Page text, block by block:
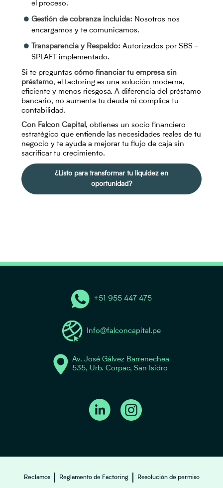
el proceso.
Gestión de cobranza incluida: Nosotros nos
encargamos y te comunicamos.
Transparencia y Respaldo: Autorizados por SBS -
SPLAFT implementado.
Si te preguntas cómo financiar tu empresa sin
préstamo, el factoring es una solución moderna,
eficiente y menos riesgosa. A diferencia del préstamo
bancario, no aumenta tu deuda ni complica tu
contabilidad.
Con Falcon Capital, obtienes un socio financiero
estratégico que entiende las necesidades reales de tu
negocio y te ayuda a mejorar tu flujo de caja sin
sacrificar tu crecimiento.
¿Listo para transformar tu liquidez en
oportunidad?
+51 955 447 475
Info@falconcapital.pe
Av. José Gálvez Barrenechea
535, Urb. Corpac, San Isidro
Reclamos Reglamento de Factoring Resolución de permiso